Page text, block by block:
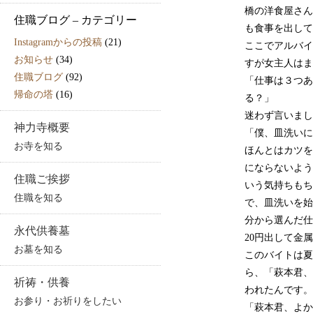
住職ブログ – カテゴリー
Instagramからの投稿 (21)
お知らせ (34)
住職ブログ (92)
帰命の塔 (16)
神力寺概要
お寺を知る
住職ご挨拶
住職を知る
永代供養墓
お墓を知る
祈祷・供養
お参り・お祈りをしたい
橋の洋食屋さ
も食事を出し
ここでアルバ
すが女主人は
「仕事は３つ
る？」
迷わず言いま
「僕、皿洗い
ほんとはカツ
にならないよ
いう気持ちも
で、皿洗いを
分から選んだ
20円出して金
このバイトは
ら、「萩本君
われたんです。
「萩本君、よ